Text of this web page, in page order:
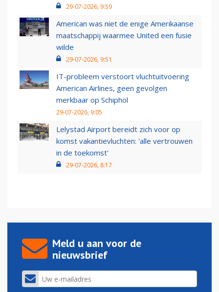
29-07-2026, 9:59
American was niet de enige Amerikaanse
maatschappij waarmee United een fusie
wilde
29-07-2026, 9:51
IT-probleem verstoort vluchtuitvoering
American Airlines, geen gevolgen
merkbaar op Schiphol
29-07-2026, 9:05
Lelystad Airport bereidt zich voor op
komst vakantievluchten: 'alle vertrouwen
in de toekomst'
29-07-2026, 8:17
Meld u aan voor de
nieuwsbrief